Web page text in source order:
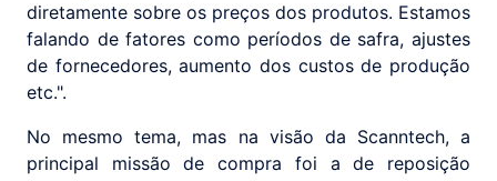
diretamente sobre os preços dos produtos. Estamos
falando de fatores como períodos de safra, ajustes
de fornecedores, aumento dos custos de produção
etc.".
No mesmo tema, mas na visão da Scanntech, a
principal missão de compra foi a de reposição